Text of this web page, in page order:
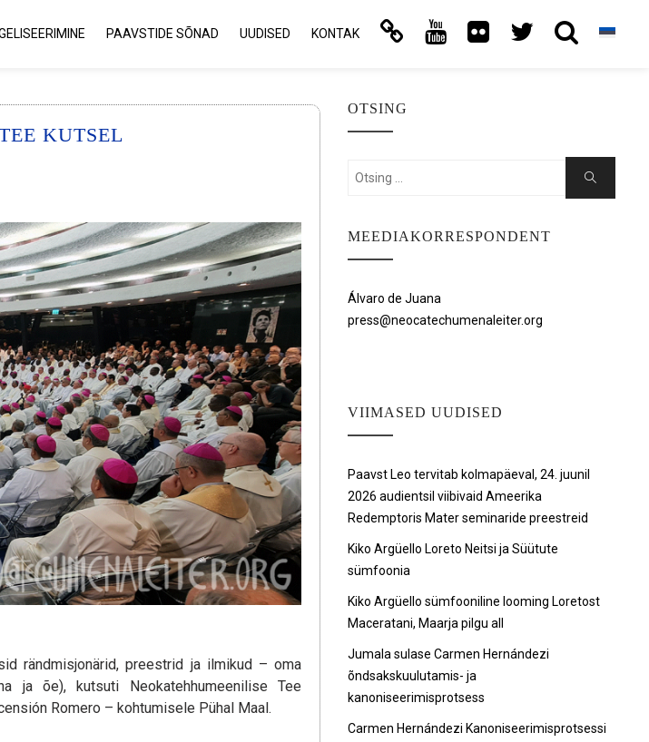
PAAVSTIDE SÕNAD UUDISED KONTAK
KUTSEL
rändmisjonärid, preestrid ja ilmikud – oma
ja õe), kutsuti Neokatehhumeenilise Tee
Romero – kohtumisele Pühal Maal.
OTSING
Search
Search
MEEDIAKORRESPONDENT
Álvaro de Juana
press@neocatechumenaleiter.org
VIIMASED UUDISED
Paavst Leo tervitab kolmapäeval, 24. juunil
2026 audientsil viibivaid Ameerika
Redemptoris Mater seminaride preestreid
Kiko Argüello Loreto Neitsi ja Süütute
sümfoonia
Kiko Argüello sümfooniline looming Loretost
Maceratani, Maarja pilgu all
Jumala sulase Carmen Hernándezi
õndsakskuulutamis- ja
kanoniseerimisprotsess
Carmen Hernándezi Kanoniseerimisprotsessi